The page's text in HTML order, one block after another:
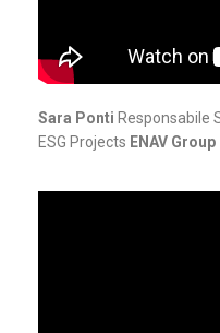
Sara Ponti Responsabile
ESG Projects ENAV Group